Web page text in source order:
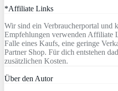
*Affiliate Links
Wir sind ein Verbraucherportal und
Empfehlungen verwenden Affiliate
Falle eines Kaufs, eine geringe
Partner Shop. Für dich entstehen
zusätzlichen Kosten.
Über den Autor